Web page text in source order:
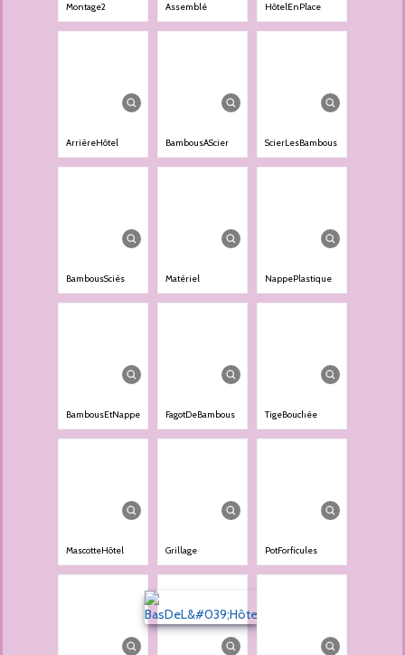
Montage2 Assemblé HôtelEnPlace
ArrièreHôtel BambousAScier ScierLesBambous
BambousSciés Matériel NappePlastique
BambousEtNappe FagotDeBambous TigeBouchée
MascotteHôtel Grillage PotForficules